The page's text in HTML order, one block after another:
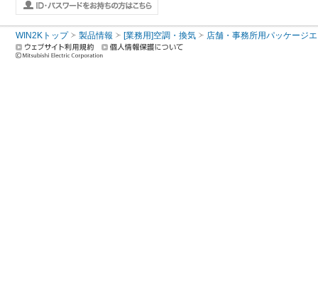
WIN2Kトップ 製品情報 [業務用]空調・換気 店舗・事務所用パッケージ